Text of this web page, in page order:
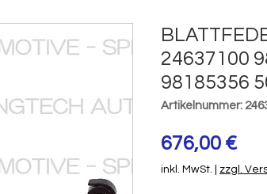
24637100
98185356
Artikelnummer:
676,00 €
inkl. MwSt. zzgl.